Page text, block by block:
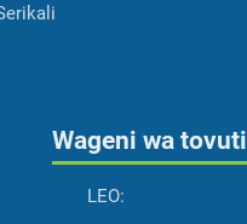
Wageni wa tovuti
LEO: